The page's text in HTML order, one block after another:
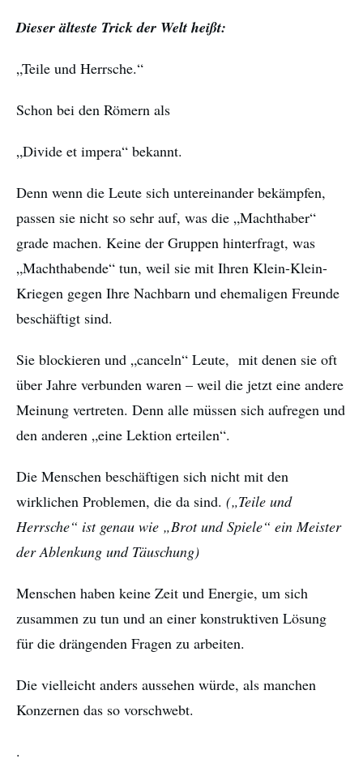
Dieser älteste Trick der Welt heißt:
„Teile und Herrsche.“
Schon bei den Römern als
„Divide et impera“ bekannt.
Denn wenn die Leute sich untereinander bekämpfen,
passen sie nicht so sehr auf, was die „Machthaber“
grade machen. Keine der Gruppen hinterfragt, was
„Machthabende“ tun, weil sie mit Ihren Klein-Klein-
Kriegen gegen Ihre Nachbarn und ehemaligen Freunde
beschäftigt sind.
Sie blockieren und „canceln“ Leute, mit denen sie oft
über Jahre verbunden waren – weil die jetzt eine andere
Meinung vertreten. Denn alle müssen sich aufregen und
den anderen „eine Lektion erteilen“.
Die Menschen beschäftigen sich nicht mit den
wirklichen Problemen, die da sind. („Teile und
Herrsche“ ist genau wie „Brot und Spiele“ ein Meister
der Ablenkung und Täuschung)
Menschen haben keine Zeit und Energie, um sich
zusammen zu tun und an einer konstruktiven Lösung
für die drängenden Fragen zu arbeiten.
Die vielleicht anders aussehen würde, als manchen
Konzernen das so vorschwebt.
.